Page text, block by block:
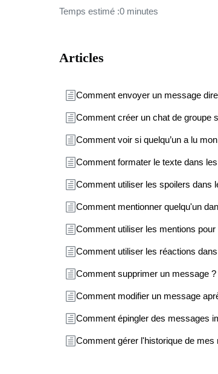
Temps estimé :0 minutes
Articles
Comment envoyer un message
Comment créer un chat de groupe
Comment voir si quelqu’un a lu
Comment formater le texte dans
Comment utiliser les spoilers dans
Comment mentionner quelqu'un
Comment utiliser les mentions
Comment utiliser les réactions
Comment supprimer un message ?
Comment modifier un message
Comment épingler des messages
Comment gérer l'historique de mes